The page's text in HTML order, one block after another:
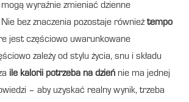
wyraźnie zmieniać dzienne
bez znaczenia pozostaje również tempo
jest częściowo uwarunkowane
zależy od stylu życia, snu i składu
ile kalorii potrzeba na dzień nie ma jednej
– aby uzyskać realny wynik, trzeba